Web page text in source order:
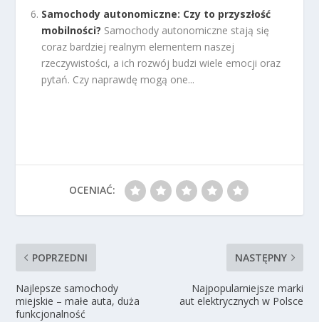
Samochody autonomiczne: Czy to przyszłość
mobilności? Samochody autonomiczne stają się
coraz bardziej realnym elementem naszej
rzeczywistości, a ich rozwój budzi wiele emocji oraz
pytań. Czy naprawdę mogą one...
OCENIAĆ:
POPRZEDNI
Najlepsze samochody
miejskie – małe auta, duża
funkcjonalność
NASTĘPNY
Najpopularniejsze marki
aut elektrycznych w Polsce